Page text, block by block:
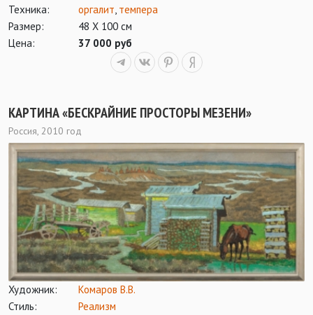
Техника:
оргалит темпера
Размер:
48 Х 100 см
Цена:
37 000 руб
КАРТИНА «БЕСКРАЙНИЕ ПРОСТОРЫ МЕЗЕНИ»
Россия, 2010 год
Художник:
Комаров В.В.
Стиль:
Реализм